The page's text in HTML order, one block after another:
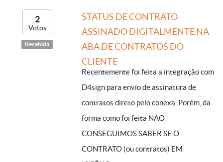
2
Votos
Recebida
STATUS DE CONTRATO
ASSINADO DIGITALMENTE NA
ABA DE CONTRATOS DO
CLIENTE
Recentemente foi feita a integração com
D4sign para envio de assinatura de
contratos direto pelo conexa. Porém, da
forma como foi feita NAO
CONSEGUIMOS SABER SE O
CONTRATO (ou contratos) EM